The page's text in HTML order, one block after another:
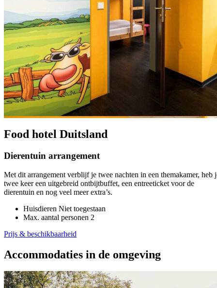
Food hotel Duitsland
Dierentuin arrangement
Met dit arrangement verblijf je twee nachten in een themakamer, heb
twee keer een uitgebreid ontbijtbuffet, een entreeticket voor de
dierentuin en nog veel meer extra’s.
Huisdieren Niet toegestaan
Max. aantal personen 2
Prijs & beschikbaarheid
Accommodaties in de omgeving